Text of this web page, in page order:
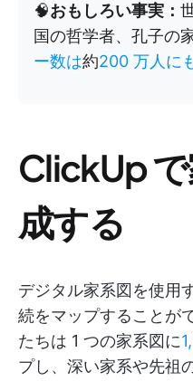
🧠おもしろい事実：
国の哲学者、孔子の
ー数は約200 万人に
ClickUp
成する
デジタル家系図を使用
続をマップすることが
たちは 1 つの家系図に
プし、深い家系や先祖